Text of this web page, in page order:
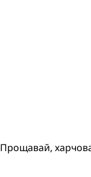
Прощавай,